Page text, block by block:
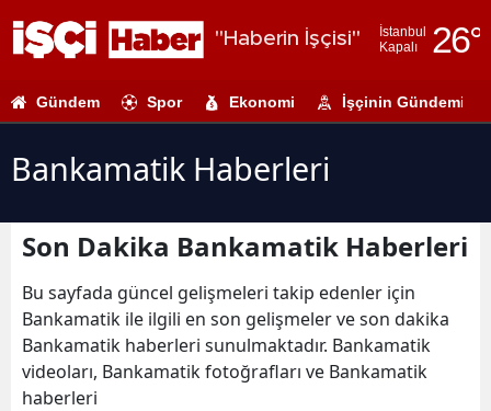
"Haberin İşçisi"
İstanbul
Kapalı
26°
Adıyaman
Amasya
Ankara
Antalya
Artvin
Gündem Spor Ekonomi İşçinin Gündemi
Bankamatik Haberleri
Son Dakika Bankamatik Haberleri
Bu sayfada güncel gelişmeleri takip edenler için
Bankamatik ile ilgili en son gelişmeler ve son dakika
Bankamatik haberleri sunulmaktadır. Bankamatik
videoları, Bankamatik fotoğrafları ve Bankamatik
haberleri